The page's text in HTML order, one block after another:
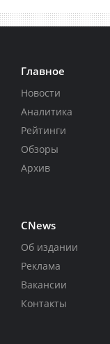
Главное
Новости
Аналитика
Рейтинги
Обзоры
Архив
CNews
Об издании
Реклама
Вакансии
Контакты